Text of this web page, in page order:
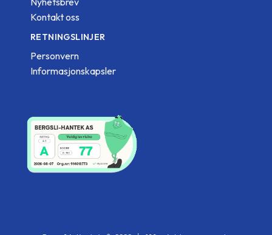
Kontakt oss
RETNINGSLINJER
Personvern
Informasjonskapsler